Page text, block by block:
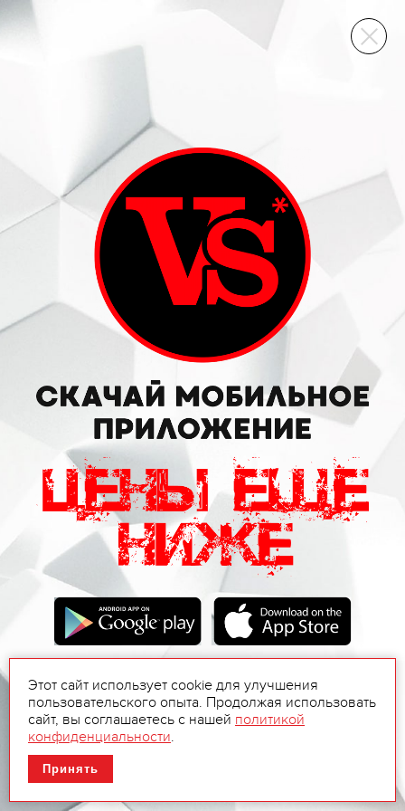
ВИННЫЙ СКЛАД
Этот сайт использует cookie для улучшения
пользовательского опыта. Продолжая использовать
сайт, вы соглашаетесь с нашей политикой
конфиденциальности.
Принять